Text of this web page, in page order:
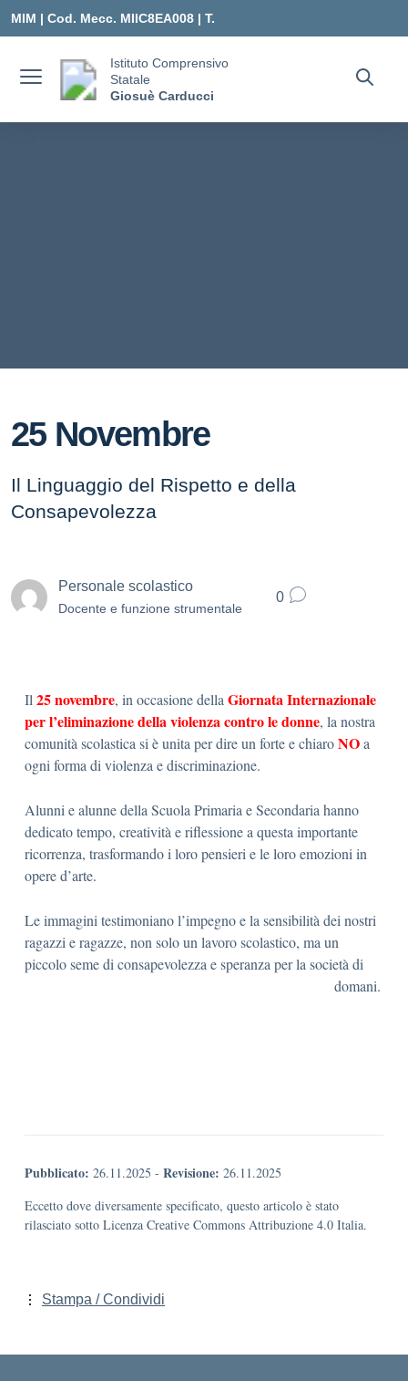
MIM | Cod. Mecc. MIIC8EA008 | T.
MIIC8EA008@ISTRUZIONE.IT
Istituto Comprensivo
Statale
Giosuè Carducci
25 Novembre
Il Linguaggio del Rispetto e della
Consapevolezza
Personale scolastico
Docente e funzione strumentale
0
Il 25 novembre, in occasione della Giornata Internazionale
per l’eliminazione della violenza contro le donne, la nostra
comunità scolastica si è unita per dire un forte e chiaroNOa
ogni forma di violenza e discriminazione.
Alunni e alunne della Scuola Primaria e Secondaria hanno
dedicato tempo, creatività e riflessione a questa importante
ricorrenza, trasformando i loro pensieri e le loro emozioni in
opere d’arte.
Le immagini testimoniano l’impegno e la sensibilità dei nostri
ragazzi e ragazze, non solo un lavoro scolastico, ma un
piccolo seme di consapevolezza e speranza per la società di
domani.
Pubblicato: 26.11.2025 - Revisione: 26.11.2025
Eccetto dove diversamente specificato, questo articolo è stato
rilasciato sotto Licenza Creative Commons Attribuzione 4.0 Italia.
Stampa / Condividi